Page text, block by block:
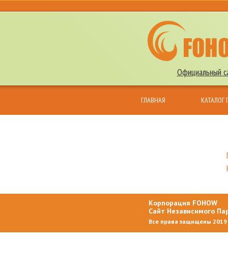
Официальный
ГЛАВНАЯ
Корпорация FOHOW
Сайт Независимого
Все права защищены 2019